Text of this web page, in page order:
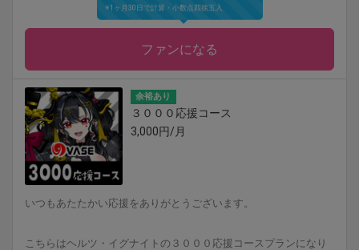
※1ヶ月30日で計算・小数点四捨五入
ファンになる
余裕あり
３０００応援コース
3,000円/月
いつもあたたかい応援をありがとうございます。
こちらはヘルツ・イグナイトの３０００応援コースプランになり